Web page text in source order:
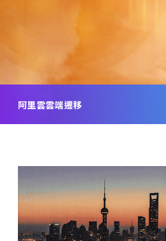
阿里雲雲端遷移